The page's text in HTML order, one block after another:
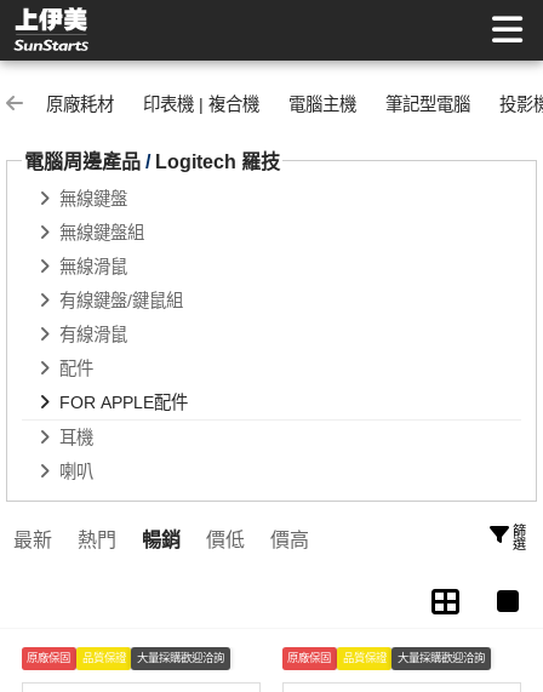
FOR APPLE配件 | 上伊美辦公用品網
原廠耗材 印表機 | 複合機 電腦主機 筆記型電腦 投影
電腦周邊產品 / Logitech 羅技
無線鍵盤
無線鍵盤組
無線滑鼠
有線鍵盤/鍵鼠組
有線滑鼠
配件
FOR APPLE配件
耳機
喇叭
最新 熱門 暢銷 價低 價高 篩選
原廠保固 品質保證 大量採購歡迎洽詢 原廠保固 品質保證 大量採購歡迎洽詢